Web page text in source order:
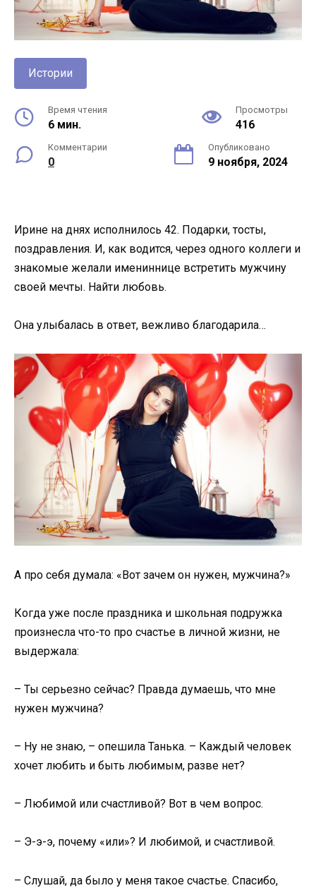
Истории
Время чтения
6 мин.
Просмотры
416
Комментарии
0
Опубликовано
9 ноября, 2024
Ирине на днях исполнилось 42. Подарки, тосты,
поздравления. И, как водится, через одного коллеги и
знакомые желали имениннице встретить мужчину
своей мечты. Найти любовь.
Она улыбалась в ответ, вежливо благодарила…
А про себя думала: «Вот зачем он нужен, мужчина?»
Когда уже после праздника и школьная подружка
произнесла что-то про счастье в личной жизни, не
выдержала:
– Ты серьезно сейчас? Правда думаешь, что мне
нужен мужчина?
– Ну не знаю, – опешила Танька. – Каждый человек
хочет любить и быть любимым, разве нет?
– Любимой или счастливой? Вот в чем вопрос.
– Э-э-э, почему «или»? И любимой, и счастливой.
– Слушай, да было у меня такое счастье. Спасибо,